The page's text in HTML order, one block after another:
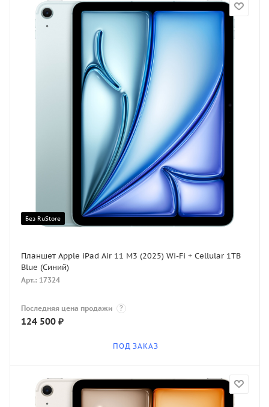
Без RuStore
Планшет Apple iPad Air 11 M3 (2025) Wi-Fi + Cellular 1TB
Blue (Синий)
Арт.: 17324
Последняя цена продажи ?
124 500 ₽
ПОД ЗАКАЗ